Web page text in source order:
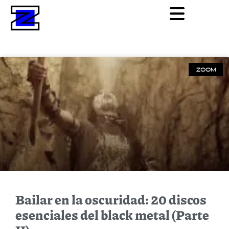
ZOOM
Bailar en la oscuridad: 20 discos
esenciales del black metal (Parte